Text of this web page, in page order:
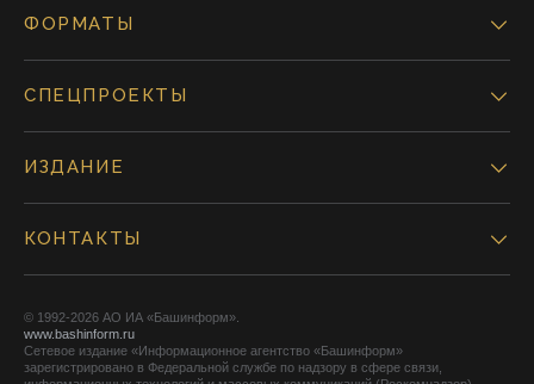
ФОРМАТЫ
СПЕЦПРОЕКТЫ
ИЗДАНИЕ
КОНТАКТЫ
© 1992-2026 АО ИА «Башинформ».
www.bashinform.ru
Сетевое издание «Информационное агентство «Башинформ»
зарегистрировано в Федеральной службе по надзору в сфере связи,